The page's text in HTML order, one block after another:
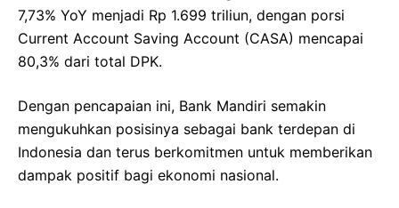
7,73% YoY menjadi Rp 1.699 triliun, dengan porsi
Current Account Saving Account (CASA) mencapai
80,3% dari total DPK.
Dengan pencapaian ini, Bank Mandiri semakin
mengukuhkan posisinya sebagai bank terdepan di
Indonesia dan terus berkomitmen untuk memberikan
dampak positif bagi ekonomi nasional.